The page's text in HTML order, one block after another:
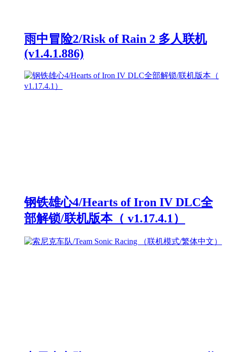
雨中冒险2/Risk of Rain 2 多人联机
(v1.4.1.886)
钢铁雄心4/Hearts of Iron IV DLC全
部解锁/联机版本（ v1.17.4.1）